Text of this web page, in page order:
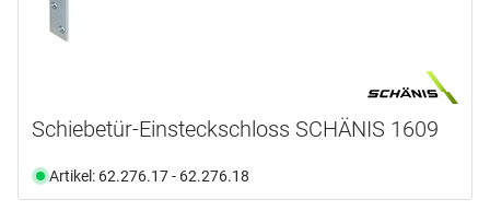
Schiebetür-Einsteckschloss SCHÄNIS 1609
Artikel: 62.276.17 - 62.276.18